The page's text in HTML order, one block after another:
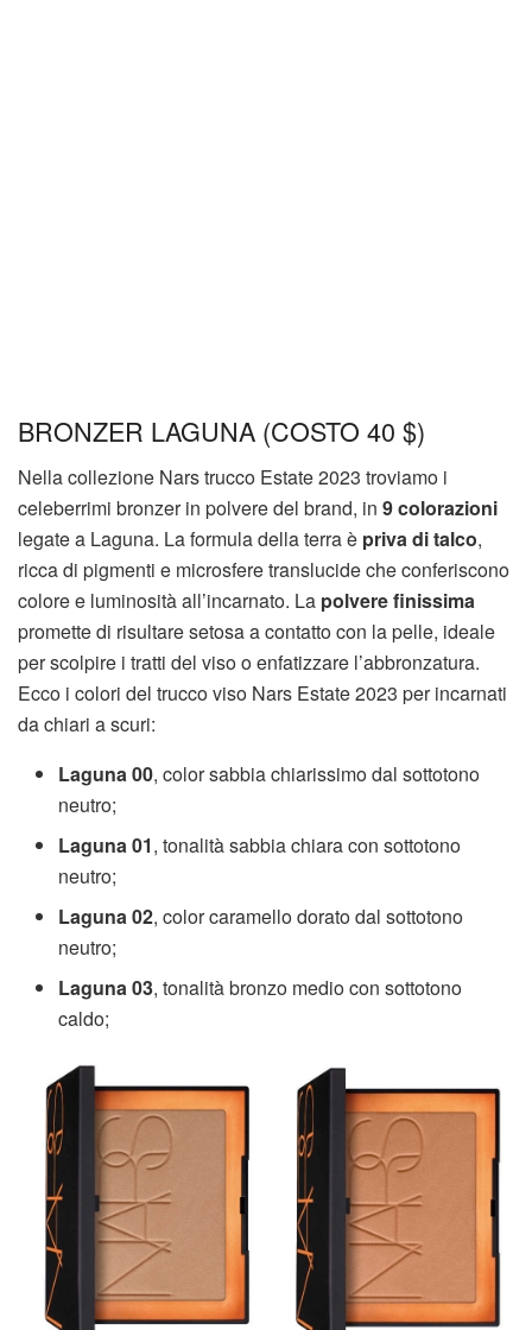
BRONZER LAGUNA (COSTO 40 $)
Nella collezione Nars trucco Estate 2023 troviamo i
celeberrimi bronzer in polvere del brand, in 9 colorazioni
legate a Laguna. La formula della terra è priva di talco,
ricca di pigmenti e microsfere translucide che conferiscono
colore e luminosità all’incarnato. La polvere finissima
promette di risultare setosa a contatto con la pelle, ideale
per scolpire i tratti del viso o enfatizzare l’abbronzatura.
Ecco i colori del trucco viso Nars Estate 2023 per incarnati
da chiari a scuri:
Laguna 00, color sabbia chiarissimo dal sottotono
neutro;
Laguna 01, tonalità sabbia chiara con sottotono
neutro;
Laguna 02, color caramello dorato dal sottotono
neutro;
Laguna 03, tonalità bronzo medio con sottotono
caldo;